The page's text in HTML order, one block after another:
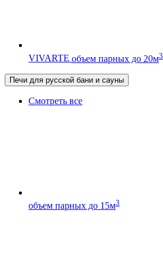
VIVARTE объем парных до 20м3
Печи для русской бани и сауны
Смотреть все
объем парных до 15м3